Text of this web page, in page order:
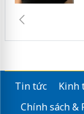
Tin tức Kinh
Chính sách &